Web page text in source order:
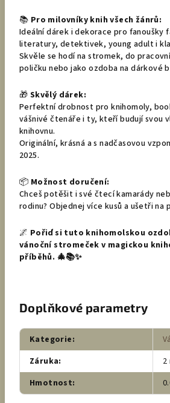
📚 Pro milovníky knih všech žánrů:
Ideální dárek i dekorace pro fanoušky
literatury, detektivek, young adult i
Skvěle se hodí na stromek, do
poličku nebo jako ozdoba na dárkové
🎁 Skvělý dárek:
Perfektní drobnost pro knihomoly,
vášnivé čtenáře i ty, kteří budují svou
knihovnu.
Originální, krásná a s nadčasovou
2025.
📦 Možnost doručení:
Chceš potěšit i své čtecí kamarády
rodinu? Objednej více kusů a ušetři na
🌌 Pořiď si tuto knihomolskou
vánoční stromeček v magickou
příběhů. 🎄📚✨
Doplňkové parametry
Kategorie:
Záruka:
2
Hmotnost: